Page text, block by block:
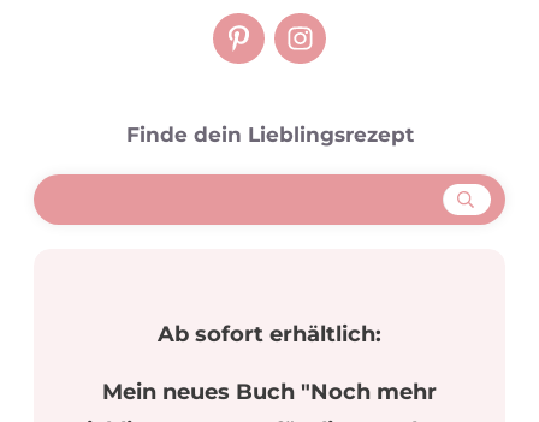
Finde dein Lieblingsrezept
Ab sofort erhältlich:
Mein neues Buch "Noch mehr